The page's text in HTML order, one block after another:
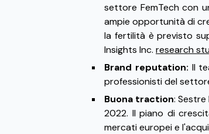
settore FemTech con
ampie opportunità di
la fertilità è previsto
Insights Inc. research
Brand reputation: Il
professionisti del
Buona traction:
2022. Il piano di
mercati europei e